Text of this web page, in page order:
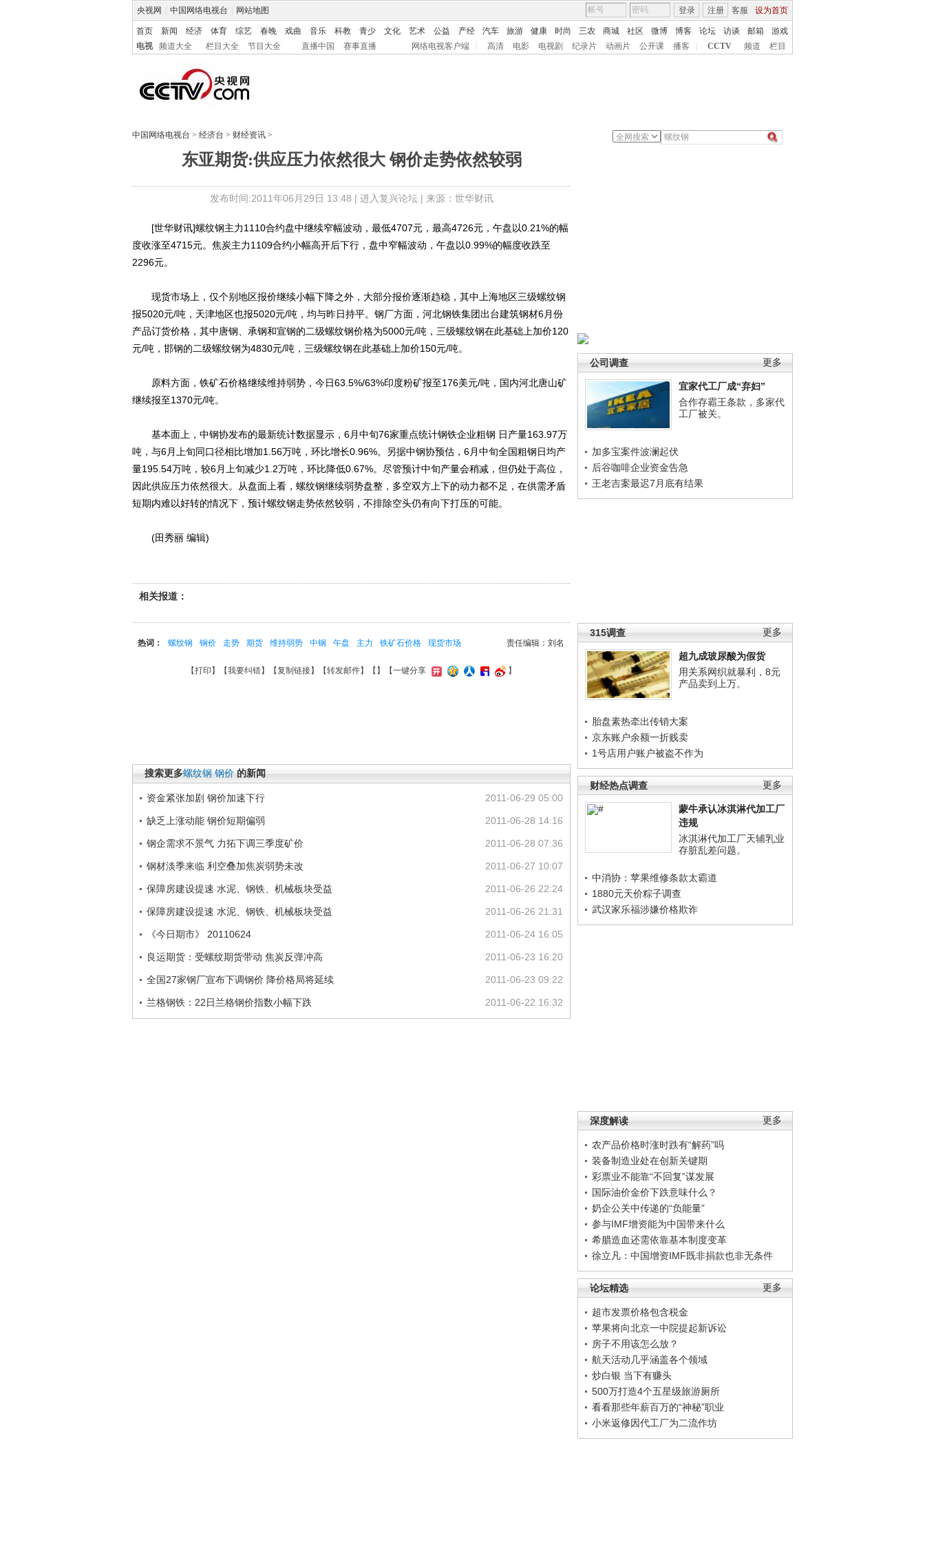
央视网 中国网络电视台 网站地图 客服 设为首页
登录 注册
首页 新闻 经济 体育 综艺 春晚 戏曲 音乐 科教 青少 文化 艺术 公益 产经 汽车 旅游 健康 时尚 三农 商城 社区 微博 博客 论坛 访谈 邮箱
游戏
电视
频道大全 栏目大全 节目大全 直播中国 赛事直播 网络电视客户端 高清 电影 电视剧 纪录片 动画片 公开课 播客 CCTV 频道 栏目
中国网络电视台 > 经济台 > 财经资讯 >
东亚期货:供应压力依然很大 钢价走势依然较弱
发布时间:2011年06月29日 13:48 | 进入复兴论坛| 来源：世华财讯
更多
公司调查
宜家代工厂成“弃妇”
合作存霸王条款，多家代
工厂被关。
加多宝案件波澜起伏
后谷咖啡企业资金告急
王老吉案最迟7月底有结果
更多
315调查
超九成玻尿酸为假货
用关系网织就暴利，8元
产品卖到上万。
胎盘素热牵出传销大案
京东账户余额一折贱卖
1号店用户账户被盗不作为
更多
财经热点调查
蒙牛承认冰淇淋代加工厂
违规
冰淇淋代加工厂天辅乳业
存脏乱差问题。
中消协：苹果维修条款太霸道
1880元天价粽子调查
武汉家乐福涉嫌价格欺诈
更多
深度解读
农产品价格时涨时跌有“解药”吗
装备制造业处在创新关键期
彩票业不能靠“不回复”谋发展
国际油价金价下跌意味什么？
奶企公关中传递的“负能量”
参与IMF增资能为中国带来什么
希腊造血还需依靠基本制度变革
徐立凡：中国增资IMF既非捐款也非无条件
更多
论坛精选
超市发票价格包含税金
苹果将向北京一中院提起新诉讼
房子不用该怎么放？
航天活动几乎涵盖各个领域
炒白银 当下有赚头
500万打造4个五星级旅游厕所
看看那些年薪百万的“神秘”职业
小米返修因代工厂为二流作坊
[世华财讯]螺纹钢主力1110合约盘中继续窄幅波动，最低4707元，最高4726元，午盘以0.21%的幅
度收涨至4715元。焦炭主力1109合约小幅高开后下行，盘中窄幅波动，午盘以0.99%的幅度收跌至
2296元。
现货市场上，仅个别地区报价继续小幅下降之外，大部分报价逐渐趋稳，其中上海地区三级螺纹钢
报5020元/吨，天津地区也报5020元/吨，均与昨日持平。钢厂方面，河北钢铁集团出台建筑钢材6月份
产品订货价格，其中唐钢、承钢和宣钢的二级螺纹钢价格为5000元/吨，三级螺纹钢在此基础上加价120
元/吨，邯钢的二级螺纹钢为4830元/吨，三级螺纹钢在此基础上加价150元/吨。
原料方面，铁矿石价格继续维持弱势，今日63.5%/63%印度粉矿报至176美元/吨，国内河北唐山矿
继续报至1370元/吨。
基本面上，中钢协发布的最新统计数据显示，6月中旬76家重点统计钢铁企业粗钢 日产量163.97万
吨，与6月上旬同口径相比增加1.56万吨，环比增长0.96%。另据中钢协预估，6月中旬全国粗钢日均产
量195.54万吨，较6月上旬减少1.2万吨，环比降低0.67%。尽管预计中旬产量会稍减，但仍处于高位，
因此供应压力依然很大。从盘面上看，螺纹钢继续弱势盘整，多空双方上下的动力都不足，在供需矛盾
短期内难以好转的情况下，预计螺纹钢走势依然较弱，不排除空头仍有向下打压的可能。
(田秀丽 编辑)
相关报道：
责任编辑：刘名
热词： 螺纹钢 钢价 走势 期货 维持弱势 中钢 午盘 主力 铁矿石价格 现货市场
【打印 】【我要纠错】【复制链接】【转发邮件】【 】 【一键分享 】
搜索更多螺纹钢 钢价 的新闻
2011-06-29 05:00
资金紧张加剧 钢价加速下行
2011-06-28 14:16
缺乏上涨动能 钢价短期偏弱
2011-06-28 07:36
钢企需求不景气 力拓下调三季度矿价
2011-06-27 10:07
钢材淡季来临 利空叠加焦炭弱势未改
2011-06-26 22:24
保障房建设提速 水泥、钢铁、机械板块受益
2011-06-26 21:31
保障房建设提速 水泥、钢铁、机械板块受益
2011-06-24 16:05
《今日期市》 20110624
2011-06-23 16:20
良运期货：受螺纹期货带动 焦炭反弹冲高
2011-06-23 09:22
全国27家钢厂宣布下调钢价 降价格局将延续
2011-06-22 16:32
兰格钢铁：22日兰格钢价指数小幅下跌